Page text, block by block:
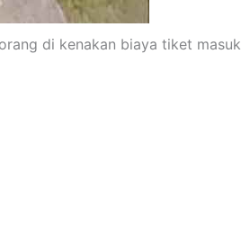
di kenakan biaya tiket masuk